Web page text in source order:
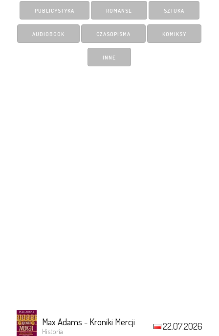
PUBLICYSTYKA ROMANSE SZTUKA
AUDIOBOOK CZASOPISMA KOMIKSY
INNE
Max Adams - Kroniki Mercji
Historia 22.07.2026